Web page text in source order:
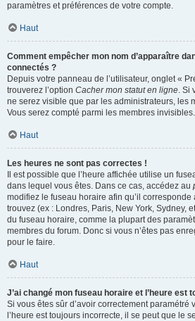
paramètres et préférences de votre compte.
Haut
Comment empêcher mon nom d’apparaître
connectés ?
Depuis votre panneau de l’utilisateur, onglet «
trouverez l’option Cacher mon statut en ligne. Si
ne serez visible que par les administrateurs, les
Vous serez compté parmi les membres invisibles.
Haut
Les heures ne sont pas correctes !
Il est possible que l’heure affichée utilise un
dans lequel vous êtes. Dans ce cas, accédez au
modifiez le fuseau horaire afin qu’il
trouvez (ex : Londres, Paris, New York, Sydney,
du fuseau horaire, comme la plupart des
membres du forum. Donc si vous n’êtes pas
pour le faire.
Haut
J’ai changé mon fuseau horaire et l’heure est
Si vous êtes sûr d’avoir correctement paramétré
l’heure est toujours incorrecte, il se peut que le